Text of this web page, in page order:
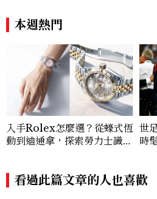
價半天，最後卻買最貴的
本週熱門
入手Rolex怎麼選？從蠔式恆
動到迪通拿，探索勞力士識別
世
時
看過此篇文章的人也喜歡